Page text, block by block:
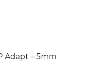
Adapt – 5mm